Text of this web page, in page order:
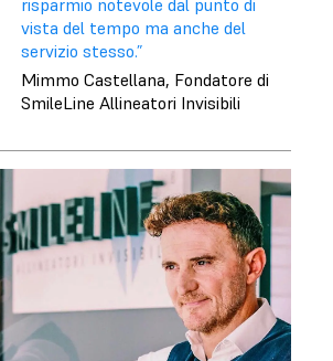
risparmio notevole dal punto di
vista del tempo ma anche del
servizio stesso.”
Mimmo Castellana, Fondatore di
SmileLine Allineatori Invisibili